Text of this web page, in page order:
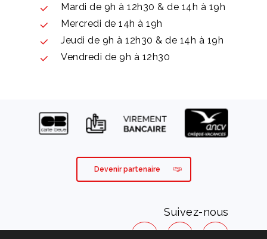
Mardi de 9h à 12h30 & de 14h à 19h
Mercredi de 14h à 19h
Jeudi de 9h à 12h30 & de 14h à 19h
Vendredi de 9h à 12h30
Devenir partenaire
Suivez-nous